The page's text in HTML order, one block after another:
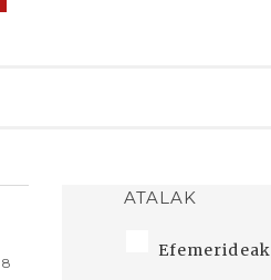
ATALAK
Efemerideak